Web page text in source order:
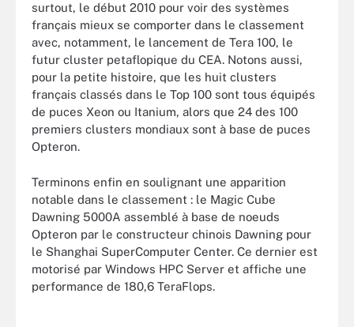
surtout, le début 2010 pour voir des systèmes
français mieux se comporter dans le classement
avec, notamment, le lancement de Tera 100, le
futur cluster petaflopique du CEA. Notons aussi,
pour la petite histoire, que les huit clusters
français classés dans le Top 100 sont tous équipés
de puces Xeon ou Itanium, alors que 24 des 100
premiers clusters mondiaux sont à base de puces
Opteron.
Terminons enfin en soulignant une apparition
notable dans le classement : le Magic Cube
Dawning 5000A assemblé à base de noeuds
Opteron par le constructeur chinois Dawning pour
le Shanghai SuperComputer Center. Ce dernier est
motorisé par Windows HPC Server et affiche une
performance de 180,6 TeraFlops.